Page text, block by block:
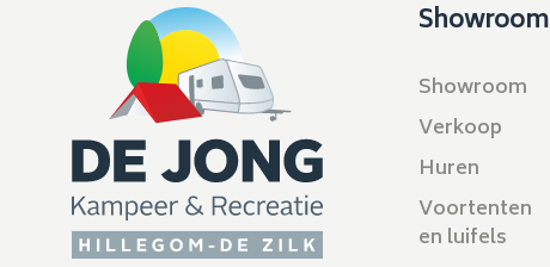
Showroom
Showroom
Verkoop
Huren
Voortenten
en luifels